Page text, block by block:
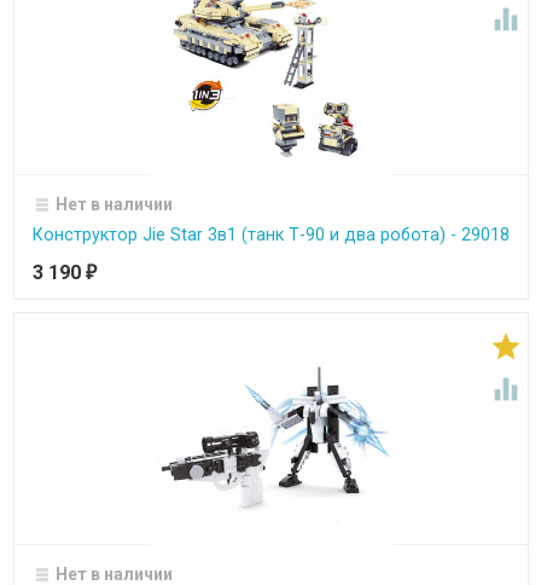

Нет в наличии
Конструктор Jie Star 3в1 (танк Т-90 и два робота) - 29018
3 190 ₽


Нет в наличии